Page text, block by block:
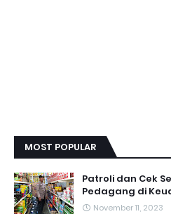
MOST POPULAR
Patroli dan Cek
Pedagang di
November 11, 2023